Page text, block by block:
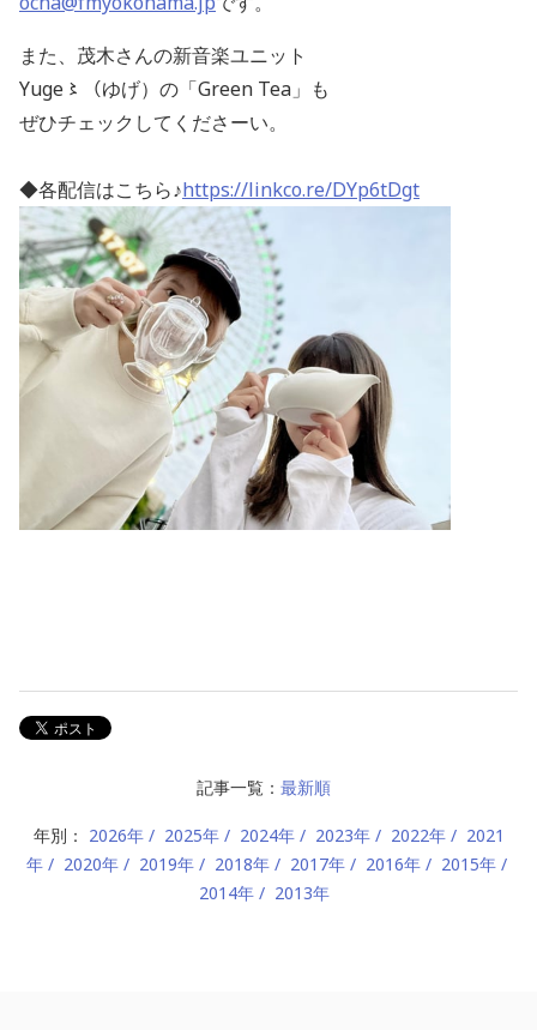
また、茂木さんの新音楽ユニット
Yuge〻（ゆげ）の「Green Tea」も
ぜひチェックしてくださーい。
◆各配信はこちら♪https://linkco.re/DYp6tDgt
記事一覧： 最新順
年別： 2026年 2025年 2024年 2023年 2022年
2021
年
2020年 2019年 2018年 2017年 2016年
2015年
2014年
2013年